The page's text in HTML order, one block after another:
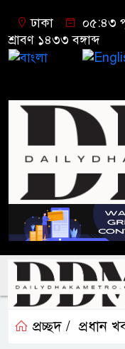
ঢাকা
০৫:৪৩
শ্রাবণ ১৪৩৩ বঙ্গাব্দ
প্রচ্ছদ / প্রধান